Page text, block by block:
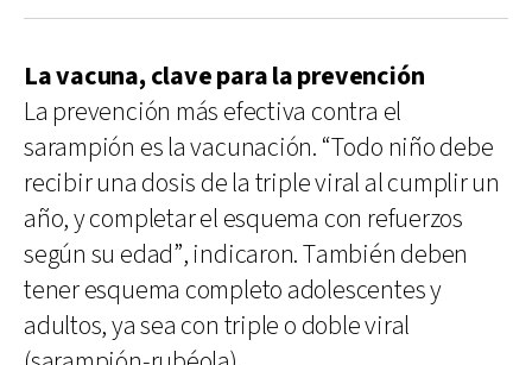
La vacuna, clave para la prevención
La prevención más efectiva contra el
sarampión es la vacunación. “Todo niño debe
recibir una dosis de la triple viral al cumplir un
año, y completar el esquema con refuerzos
según su edad”, indicaron. También deben
tener esquema completo adolescentes y
adultos, ya sea con triple o doble viral